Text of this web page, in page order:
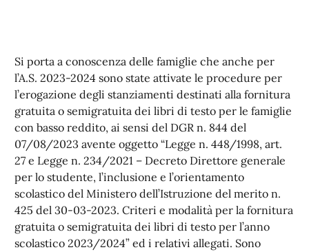
Si porta a conoscenza delle famiglie che anche per
l’A.S. 2023-2024 sono state attivate le procedure per
l’erogazione degli stanziamenti destinati alla fornitura
gratuita o semigratuita dei libri di testo per le famiglie
con basso reddito, ai sensi del DGR n. 844 del
07/08/2023 avente oggetto “Legge n. 448/1998, art.
27 e Legge n. 234/2021 – Decreto Direttore generale
per lo studente, l’inclusione e l’orientamento
scolastico del Ministero dell’Istruzione del merito n.
425 del 30-03-2023. Criteri e modalità per la fornitura
gratuita o semigratuita dei libri di testo per l’anno
scolastico 2023/2024” ed i relativi allegati. Sono